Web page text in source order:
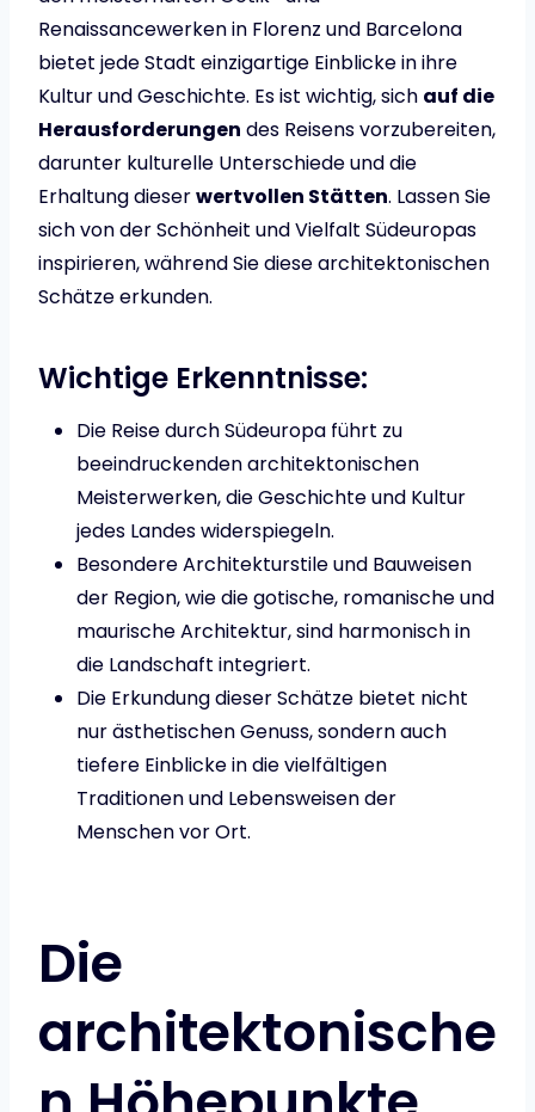
Renaissancewerken in Florenz und Barcelona
bietet jede Stadt einzigartige Einblicke in ihre
Kultur und Geschichte. Es ist wichtig, sich auf die
Herausforderungen des Reisens vorzubereiten,
darunter kulturelle Unterschiede und die
Erhaltung dieserwertvollen Stätten. Lassen Sie
sich von der Schönheit und Vielfalt Südeuropas
inspirieren, während Sie diese architektonischen
Schätze erkunden.
Wichtige Erkenntnisse:
Die Reise durch Südeuropa führt zu
beeindruckenden architektonischen
Meisterwerken, die Geschichte und Kultur
jedes Landes widerspiegeln.
Besondere Architekturstile und Bauweisen
der Region, wie die gotische, romanische und
maurische Architektur, sind harmonisch in
die Landschaft integriert.
Die Erkundung dieser Schätze bietet nicht
nur ästhetischen Genuss, sondern auch
tiefere Einblicke in die vielfältigen
Traditionen und Lebensweisen der
Menschen vor Ort.
Die
architektonische